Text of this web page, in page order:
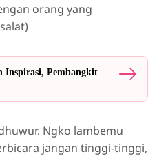
orang yang
Inspirasi, Pembangkit
Ngko lambemu
jangan tinggi-tinggi,